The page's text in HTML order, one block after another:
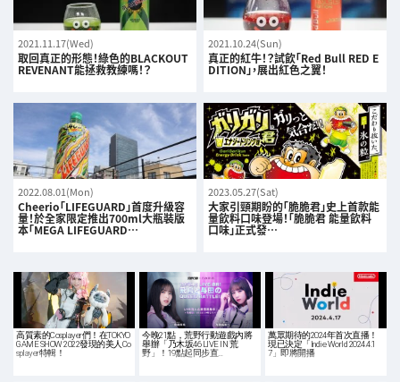
2021.11.17(Wed)
取回真正的形態！綠色的BLACKOUT
REVENANT能拯救教練嗎！？
2021.10.24(Sun)
真正的紅牛！？試飲「Red Bull RED E
DITION」，展出紅色之翼！
2022.08.01(Mon)
Cheerio「LIFEGUARD」首度升級容
量！於全家限定推出700ml大瓶裝版
本「MEGA LIFEGUARD…
2023.05.27(Sat)
大家引頸期盼的「脆脆君」史上首款能
量飲料口味登場！「脆脆君 能量飲料
口味」正式發…
高質素的Cosplayer們！在TOKYO
GAME SHOW 2022發現的美人Co
splayer特輯！
今晚21點，荒野行動遊戲內將
舉辦「乃木坂46 LIVE IN 荒
野」！19點起同步直…
萬眾期待的2024年首次直播！
現已決定「Indie World 2024.4.1
7」即將開播